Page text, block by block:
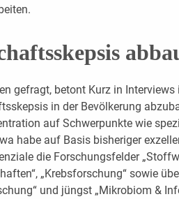
gefragt, betont Kurz in Interviews
in der Bevölkerung
auf Schwerpunkte wie
habe auf Basis bisheriger
die Forschungsfelder
„Krebsforschung“ sowie
und jüngst „Mikrobiom &